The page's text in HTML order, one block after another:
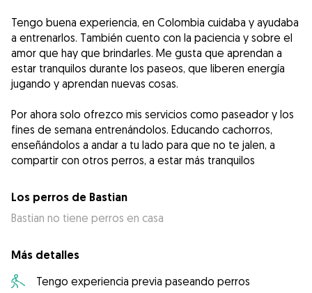
Tengo buena experiencia, en Colombia cuidaba y ayudaba
a entrenarlos. También cuento con la paciencia y sobre el
amor que hay que brindarles. Me gusta que aprendan a
estar tranquilos durante los paseos, que liberen energía
jugando y aprendan nuevas cosas.
Por ahora solo ofrezco mis servicios como paseador y los
fines de semana entrenándolos. Educando cachorros,
enseñándolos a andar a tu lado para que no te jalen, a
compartir con otros perros, a estar más tranquilos
Los perros de Bastian
Bastian no tiene perros en casa
Más detalles
Tengo experiencia previa paseando perros